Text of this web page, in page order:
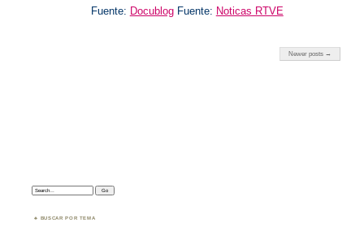
Fuente: Docublog Fuente: Noticas RTVE
Newer posts →
Search:
BUSCAR POR TEMA